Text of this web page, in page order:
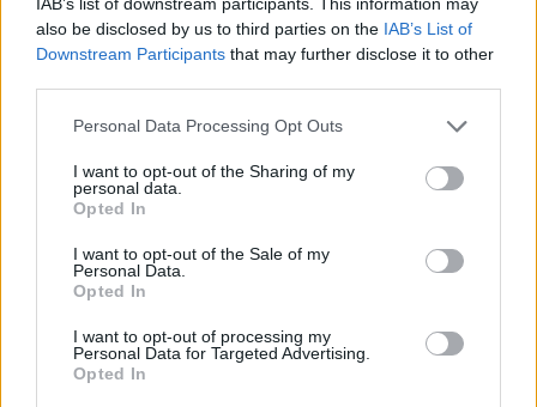
also be disclosed by us to third parties on the IAB’s List of
Downstream Participants that may further disclose it to other
Please note that this website/app uses one or more Google
not limited to your visit or usage behaviour. You may click to
grant or deny consent to Google and its third-party tags to
use your data for below specified purposes in below Google
consent section.
Personal Data Processing Opt Outs
I want to opt-out of the Sharing of my
personal data.
Opted In
I want to opt-out of the Sale of my
Personal Data.
Opted In
I want to opt-out of processing my
Personal Data for Targeted Advertising.
Opted In
300m (Ž): Julija Rapac – 5. mesto (43,06) – osebni
rekord;
300m (Ž): Alina Voler – 6. mesto (45,21).
1 / 11